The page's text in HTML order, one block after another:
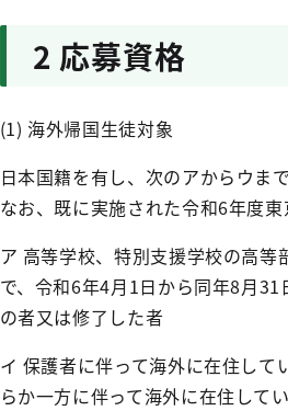
2 応募資格
(1) 海外帰国生徒対象
日本国籍を有し、次のアからウま
なお、既に実施された令和6年度
ア 高等学校、特別支援学校の高
で、令和6年4月1日から同年8月
の者又は修了した者
イ 保護者に伴って海外に在住し
らか一方に伴って海外に在住して